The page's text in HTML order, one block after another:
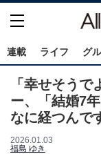
連載 ライフ グ
「幸せそう
ー、「結婚7
なに経つんで
2026.01.03
福島 ゆき